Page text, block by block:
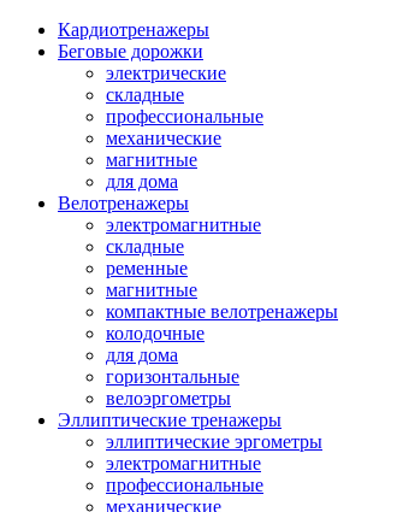
Кардиотренажеры
Беговые дорожки
электрические
складные
профессиональные
механические
магнитные
для дома
Велотренажеры
электромагнитные
складные
ременные
магнитные
компактные велотренажеры
колодочные
для дома
горизонтальные
велоэргометры
Эллиптические тренажеры
эллиптические эргометры
электромагнитные
профессиональные
механические